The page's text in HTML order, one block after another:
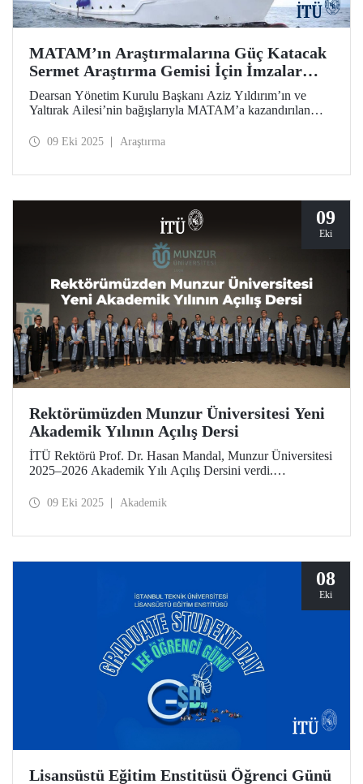
MATAM’ın Araştırmalarına Güç Katacak
Sermet Araştırma Gemisi İçin İmzalar
Atıldı
Dearsan Yönetim Kurulu Başkanı Aziz Yıldırım’ın ve
Yaltırak Ailesi’nin bağışlarıyla MATAM’a kazandırılan
Dr. Hasan Mandal ve MATAM Müdürü Prof. Dr. Cenk
09 Eki 2025 Araştırma
09
Eki
Rektörümüzden Munzur Üniversitesi Yeni
Akademik Yılının Açılış Dersi
İTÜ Rektörü Prof. Dr. Hasan Mandal, Munzur Üniversitesi
2025–2026 Akademik Yılı Açılış Dersini verdi.
olmak üzere Munzur’un sahip olduğu ortamın bilimsel
09 Eki 2025 Akademik
08
Eki
Lisansüstü Eğitim Enstitüsü Öğrenci Günü